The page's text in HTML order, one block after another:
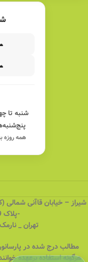
شنبه تا
پنج‌شنبه‌ها: 8:30 صبح الی
همه روزه
شیراز – خیابان قاآنی شمالی
-پلاک 19 – دفتر مرکزی پارسانور
تهران _ نارمک
مطالب درج شده در
هرگونه استفاده برعهده